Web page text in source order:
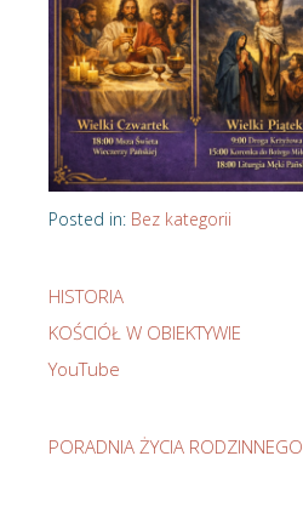
Posted in: Bez kategorii
HISTORIA
KOŚCIÓŁ W OBIEKTYWIE
YouTube
PORADNIA ŻYCIA RODZINNEGO